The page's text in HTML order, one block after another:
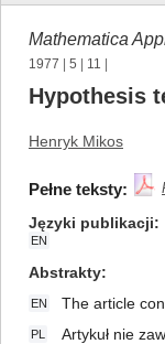
Mathematica
1977 5 11
Hypothesis
Henryk Mikos
Pełne teksty:
Języki publikacji
EN
Abstrakty
EN The article
PL
Artykuł nie